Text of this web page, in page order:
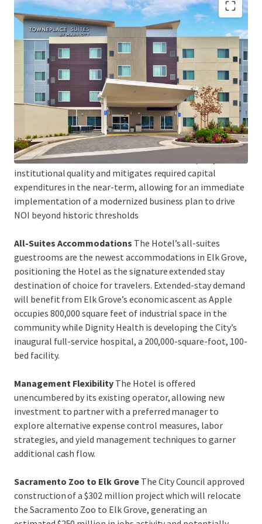
Robust Cash FlowThe Hotel’s bottom-line operating
performance history illustrates the remarkable yield
opportunity presented to new investment as the
Property’s 2022 and 2023 year-end performance garnered
substantial NOI averaging more than 46% of total
Recent Vintage, Excellent Building ConditionThe
Hotel’s recent debut in 2021 solidifies the Property’s
institutional quality and mitigates required capital
expenditures in the near-term, allowing for an immediate
implementation of a modernized business plan to drive
NOI beyond historic thresholds
All-Suites Accommodations The Hotel’s all-suites
guestrooms are the newest accommodations in Elk Grove,
positioning the Hotel as the signature extended stay
destination of choice for travelers. Extended-stay demand
will benefit from Elk Grove’s economic ascent as Apple
occupies 800,000 square feet of industrial space in the
community while Dignity Health is developing the City’s
inaugural full-service hospital, a 200,000-square-foot, 100-
bed facility.
Management Flexibility The Hotel is offered
unencumbered by its existing operator, allowing new
investment to partner with a preferred manager to
explore alternative expense control measures, labor
strategies, and yield management techniques to garner
additional cash flow.
Sacramento Zoo to Elk GroveThe City Council approved
construction of a $302 million project which will relocate
the Sacramento Zoo to Elk Grove, generating an